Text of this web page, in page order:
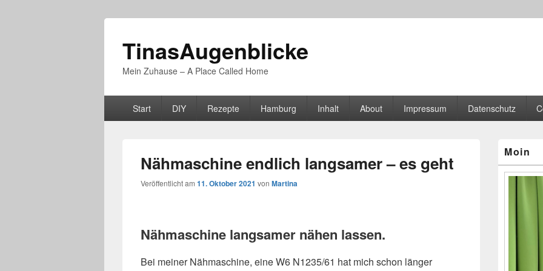
TinasAugenblicke
Mein Zuhause – A Place Called Home
PrimäresStart DIY Rezepte Hamburg Inhalt About Impressum Datenschutz
Nähmaschine endlich langsamer – es geht
Veröffentlicht am 11. Oktober 2021 von Martina
Nähmaschine langsamer nähen lassen.
Bei meiner Nähmaschine, eine W6 N1235/61 hat mich schon länger
Seitenleisten-
Moin